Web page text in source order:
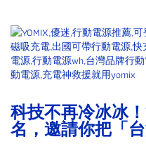
科技不再冷冰冰
名，邀請你把「